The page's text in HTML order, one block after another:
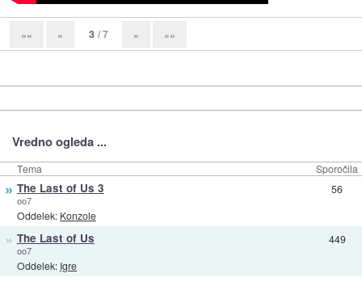
«« « 3 / 7 » »»
Vredno ogleda ...
Tema Sporočila
» The Last of Us 3
oo7
Oddelek: Konzole
56
» The Last of Us
oo7
Oddelek: Igre
449